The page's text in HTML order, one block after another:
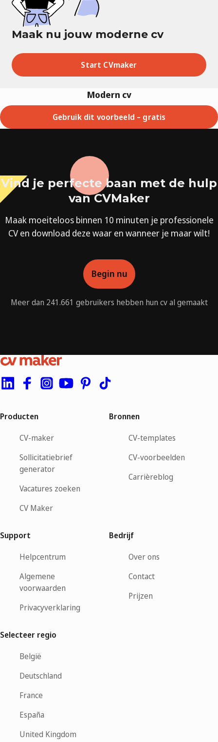
Maak nu jouw moderne cv
Start CVmaker
Modern cv
Gebruik dit voorbeeld – gratis
Vind je perfecte baan met de hulp
van CVMaker
Maak moeiteloos binnen 10 minuten je professionele
CV en download deze waar en wanneer je maar wilt!
Begin nu
Meer dan 241.661 gebruikers hebben hun cv al gemaakt
Producten
CV-maker
Sollicitatiebrief
generator
Vacatures zoeken
CV Maker
Bronnen
CV-templates
CV-voorbeelden
Carrièreblog
Support
Helpcentrum
Algemene
voorwaarden
Privacyverklaring
Bedrijf
Over ons
Contact
Prijzen
Selecteer regio
België
Deutschland
France
España
United Kingdom